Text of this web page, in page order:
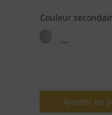
Couleur
Ajouter au